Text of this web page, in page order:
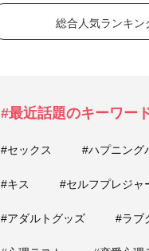
総合人気ランキン
#最近話題のキーワー
#セックス #ハプニング
#キス #セルフプレジャ
#アダルトグッズ #ラブ